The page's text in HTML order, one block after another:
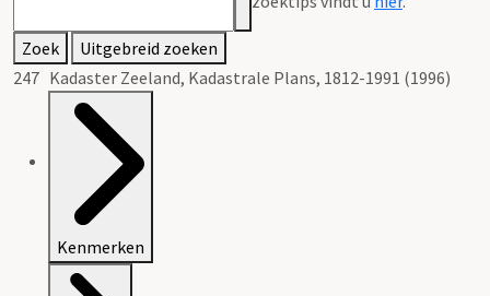
Zoek
Uitgebreid zoeken
247 Kadaster Zeeland, Kadastrale Plans, 1812-1991 (1996)
Kenmerken